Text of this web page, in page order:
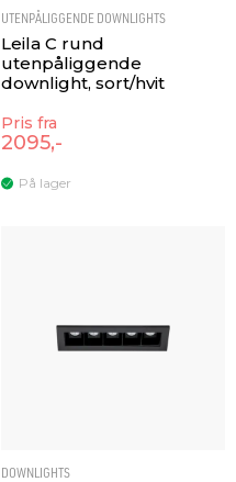
UTENPÅLIGGENDE DOWNLIGHTS
Leila C rund
utenpåliggende
downlight, sort/hvit
Pris fra
2095,-
På lager
DOWNLIGHTS